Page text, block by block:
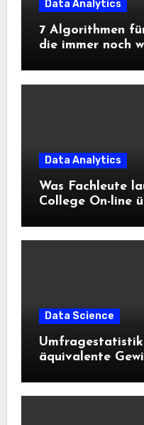
Data Analytics
7 Algorithmen
die immer noch
Data Analytics
Was Fachleute
College On-line
Data Science
äquivalente